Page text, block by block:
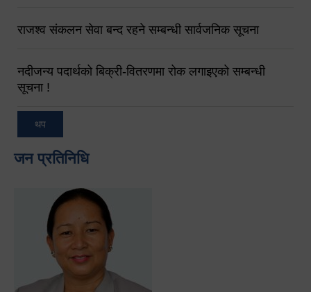
राजश्व संकलन सेवा बन्द रहने सम्बन्धी सार्वजनिक सूचना
नदीजन्य पदार्थको बिक्री-वितरणमा रोक लगाइएको सम्बन्धी
सूचना !
थप
जन प्रतिनिधि